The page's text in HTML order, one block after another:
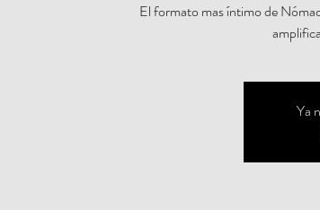
El formato mas íntimo de
Ya